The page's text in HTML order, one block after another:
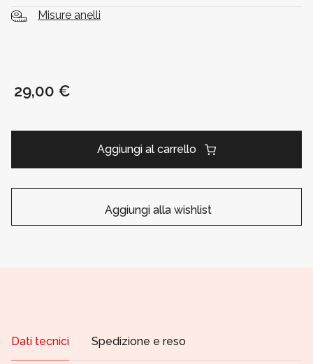
Misure anelli
29,00 €
Aggiungi al carrello
Aggiungi alla wishlist
Dati tecnici Spedizione e reso